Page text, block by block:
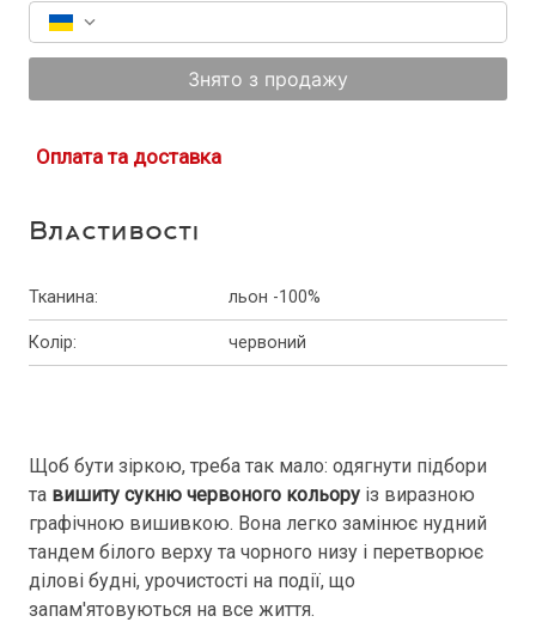
Знято з продажу
Оплата та доставка
Властивості
Тканина: льон -100%
Колір: червоний
Щоб бути зіркою, треба так мало: одягнути підбори
та вишиту сукню червоного кольору із виразною
графічною вишивкою. Вона легко замінює нудний
тандем білого верху та чорного низу і перетворює
ділові будні, урочистості на події, що
запам'ятовуються на все життя.